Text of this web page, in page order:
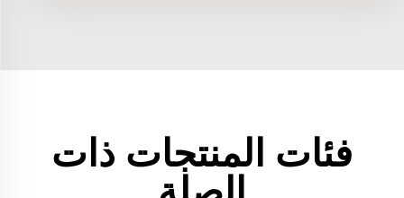
فئات المنتجات ذات